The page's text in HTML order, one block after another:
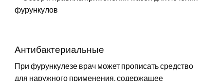
Антибактериальные
При фурункулезе врач может прописать средство
для наружного применения, содержащее